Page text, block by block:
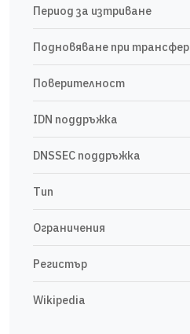
Период за изтриване
Подновяване при трансфер
Поверителност
IDN поддръжка
DNSSEC поддръжка
Тип
Ограничения
Регистър
Wikipedia